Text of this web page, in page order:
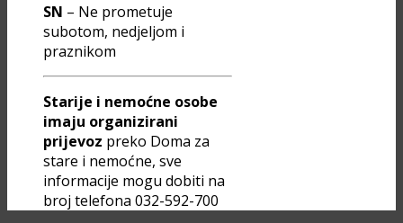
SN – Ne prometuje
subotom, nedjeljom i
praznikom
Starije i nemoćne osobe
imaju organizirani
prijevoz preko Doma za
stare i nemoćne, sve
informacije mogu dobiti na
broj telefona 032-592-700